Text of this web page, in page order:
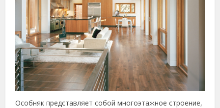
Особняк представляет собой многоэтажное строение,